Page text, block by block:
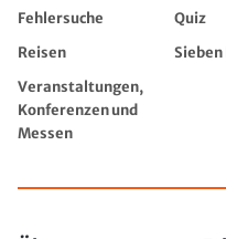
Fehlersuche
Quiz
Reisen
Sieben
Veranstaltungen,
Konferenzen und
Messen